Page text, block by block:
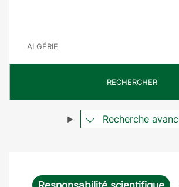
ê
e
RECHERCHER
Recherche